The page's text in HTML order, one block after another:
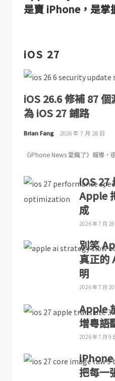
是賣 iPhone，是掌
iOS 27
iOS 26.6 修補 87
為 iOS 27 鋪路
Brian Fang 2026 年 7 月 28 日
《iPhone News 愛瘋了》報導，
iOS 27
Apple
成
2026 年 7 月 28
別笑
真正的
明
2026 年 7 月 20
Apple
增粵語
2026 年 7 月 9
iPhone
把每一